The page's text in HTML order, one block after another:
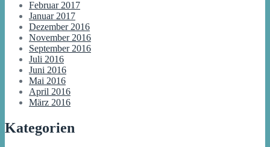
Februar 2017
Januar 2017
Dezember 2016
November 2016
September 2016
Juli 2016
Juni 2016
Mai 2016
April 2016
März 2016
Kategorien